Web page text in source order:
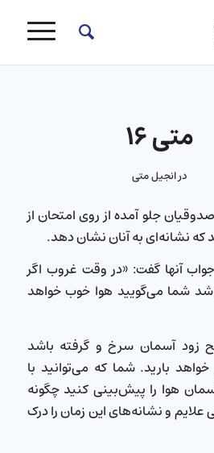
متی ۱۶
درانجیل متی
جلو آمده از روی امتحان از
نشانه‌ای به آنان نشان دهد.
آنها گفت: «در وقت غروب اگر
شما می‌گویید هوا خوب خواهد
زود آسمان سرخ و گرفته باشد
خواهد بارید. شما كه می‌توانید با
هوا را پیش‌بینی كنید چگونه
علایم و نشانه‌های این زمان را درک